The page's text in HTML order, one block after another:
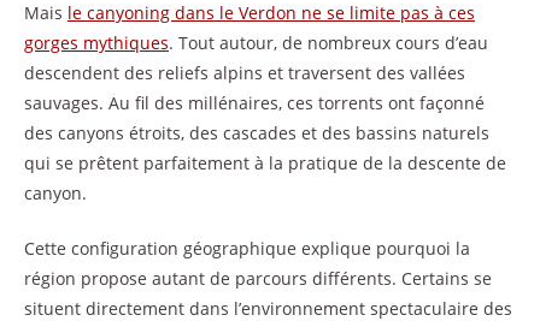
Mais le canyoning dans le Verdon ne se limite pas à ces
gorges mythiques. Tout autour, de nombreux cours d’eau
descendent des reliefs alpins et traversent des vallées
sauvages. Au fil des millénaires, ces torrents ont façonné
des canyons étroits, des cascades et des bassins naturels
qui se prêtent parfaitement à la pratique de la descente de
canyon.
Cette configuration géographique explique pourquoi la
région propose autant de parcours différents. Certains se
situent directement dans l’environnement spectaculaire des